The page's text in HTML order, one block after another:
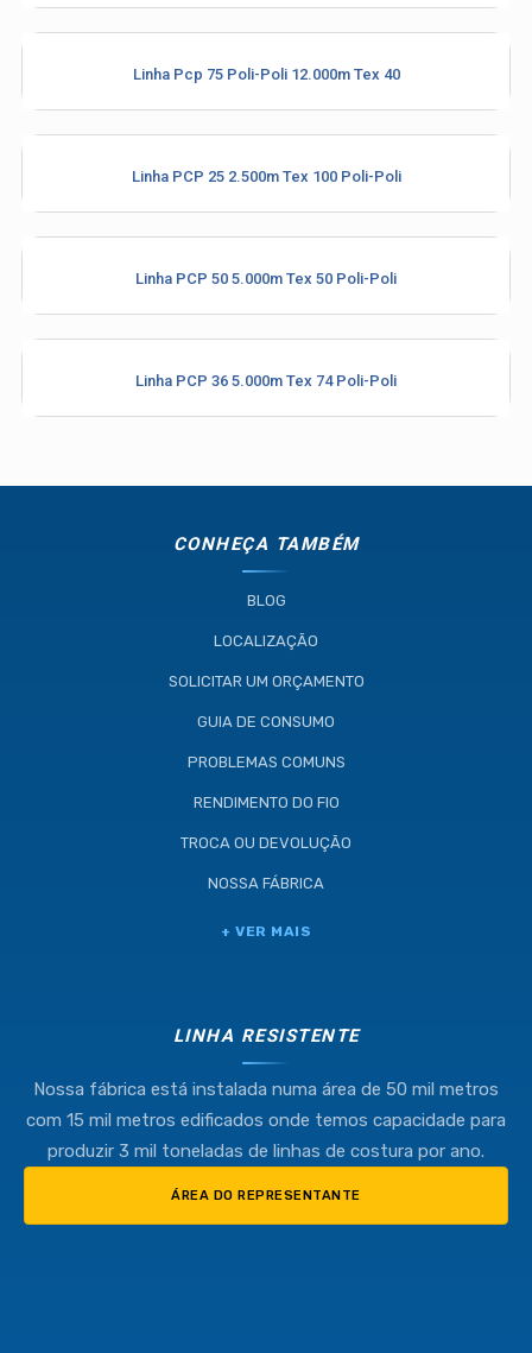
Linha Pcp 75 Poli-Poli 12.000m Tex 40
Linha PCP 25 2.500m Tex 100 Poli-Poli
Linha PCP 50 5.000m Tex 50 Poli-Poli
Linha PCP 36 5.000m Tex 74 Poli-Poli
CONHEÇA TAMBÉM
BLOG
LOCALIZAÇÃO
SOLICITAR UM ORÇAMENTO
GUIA DE CONSUMO
PROBLEMAS COMUNS
RENDIMENTO DO FIO
TROCA OU DEVOLUÇÃO
NOSSA FÁBRICA
+ VER MAIS
LINHA RESISTENTE
Nossa fábrica está instalada numa área de 50 mil metros
com 15 mil metros edificados onde temos capacidade para
produzir 3 mil toneladas de linhas de costura por ano.
ÁREA DO REPRESENTANTE